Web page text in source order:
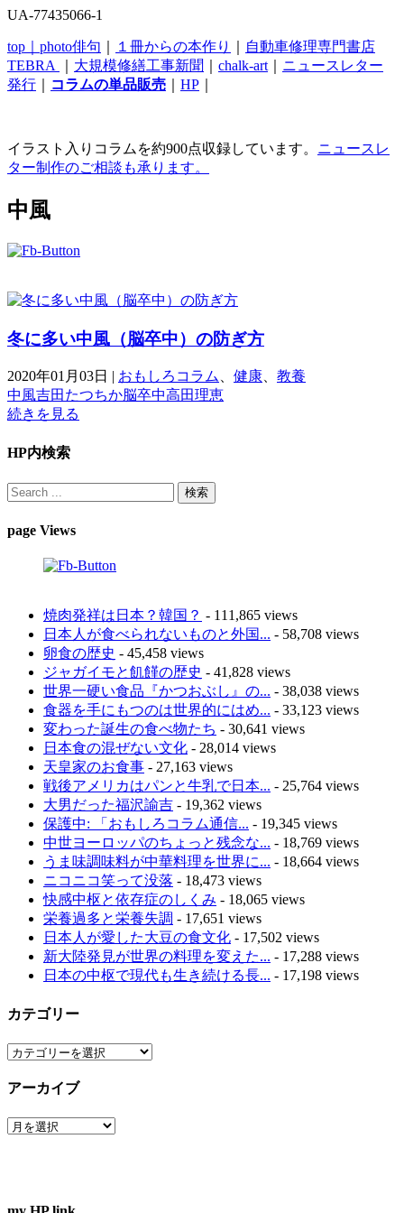
UA-77435066-1
top｜ photo俳句 １冊からの本作り
自動車修理専門書店
TEBRA
大規模修繕工事新聞 chalk-art
ニュースレター
発行
コラムの単品販売 HP
イラスト入りコラムを約900点収録しています。 ニュースレ
ター制作のご相談も承ります。
中風
冬に多い中風（脳卒中）の防ぎ方
2020年01月03日 | おもしろコラム 健康
教養
中風吉田たつちか脳卒中高田理恵
続きを見る
HP内検索
page Views
焼肉発祥は日本？韓国？ - 111,865 views
日本人が食べられないものと外国... - 58,708 views
卵食の歴史 - 45,458 views
ジャガイモと飢饉の歴史 - 41,828 views
世界一硬い食品『かつおぶし』の... - 38,038 views
食器を手にもつのは世界的にはめ... - 33,123 views
変わった誕生の食べ物たち - 30,641 views
日本食の混ぜない文化 - 28,014 views
天皇家のお食事 - 27,163 views
戦後アメリカはパンと牛乳で日本... - 25,764 views
大男だった福沢諭吉 - 19,362 views
保護中: 「おもしろコラム通信... - 19,345 views
中世ヨーロッパのちょっと残念な... - 18,769 views
うま味調味料が中華料理を世界に... - 18,664 views
ニコニコ笑って没落 - 18,473 views
快感中枢と依存症のしくみ - 18,065 views
栄養過多と栄養失調 - 17,651 views
日本人が愛した大豆の食文化 - 17,502 views
新大陸発見が世界の料理を変えた... - 17,288 views
日本の中枢で現代も生き続ける長... - 17,198 views
カテゴリー
カ
ゴ
ー
アーカイブ
ア